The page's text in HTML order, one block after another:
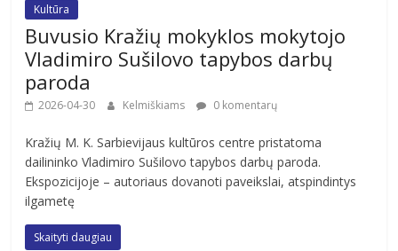
Kultūra
Buvusio Kražių mokyklos mokytojo
Vladimiro Sušilovo tapybos darbų
paroda
2026-04-30 Kelmiškiams 0 komentarų
Kražių M. K. Sarbievijaus kultūros centre pristatoma
dailininko Vladimiro Sušilovo tapybos darbų paroda.
Ekspozicijoje – autoriaus dovanoti paveikslai, atspindintys
ilgametę
Skaityti daugiau